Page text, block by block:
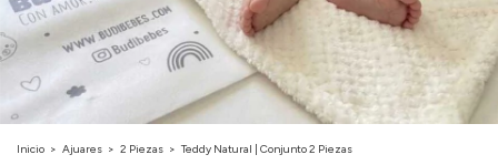
Inicio > Ajuares > 2 Piezas > Teddy Natural | Conjunto 2 Piezas